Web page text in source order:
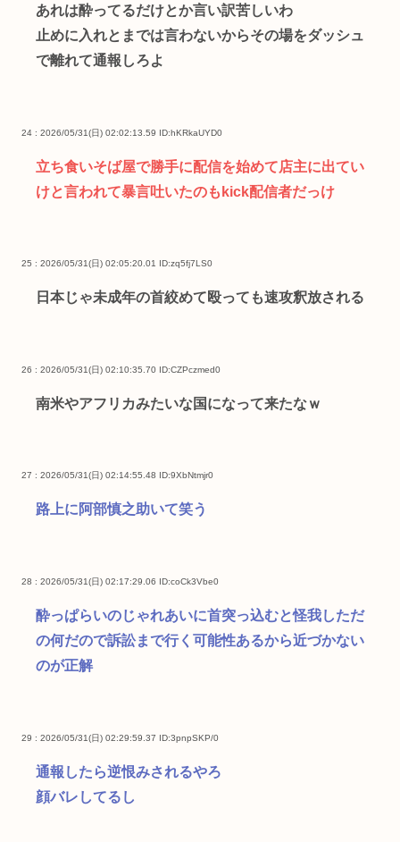
あれは酔ってるだけとか言い訳苦しいわ
止めに入れとまでは言わないからその場をダッシュ
で離れて通報しろよ
24 : 2026/05/31(日) 02:02:13.59 ID:hKRkaUYD0
立ち食いそば屋で勝手に配信を始めて店主に出てい
けと言われて暴言吐いたのもkick配信者だっけ
25 : 2026/05/31(日) 02:05:20.01 ID:zq5fj7LS0
日本じゃ未成年の首絞めて殴っても速攻釈放される
26 : 2026/05/31(日) 02:10:35.70 ID:CZPczmed0
南米やアフリカみたいな国になって来たなｗ
27 : 2026/05/31(日) 02:14:55.48 ID:9XbNtmjr0
路上に阿部慎之助いて笑う
28 : 2026/05/31(日) 02:17:29.06 ID:coCk3Vbe0
酔っぱらいのじゃれあいに首突っ込むと怪我しただ
の何だので訴訟まで行く可能性あるから近づかない
のが正解
29 : 2026/05/31(日) 02:29:59.37 ID:3pnpSKP/0
通報したら逆恨みされるやろ
顔バレしてるし